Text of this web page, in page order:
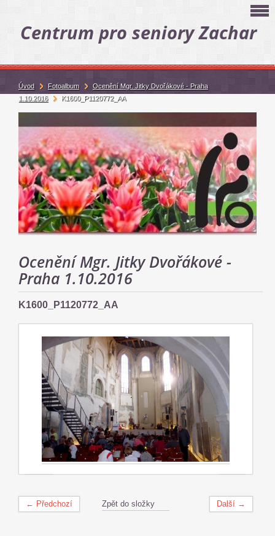
Centrum pro seniory Zachar
Ocenění Mgr. Jitky Dvořákové -
Praha 1.10.2016
K1600_P1120772_AA
← Předchozí Další →
Zpět do složky
Úvod Fotoalbum
Ocenění Mgr. Jitky Dvořákové - Praha
1.10.2016
K1600_P1120772_AA